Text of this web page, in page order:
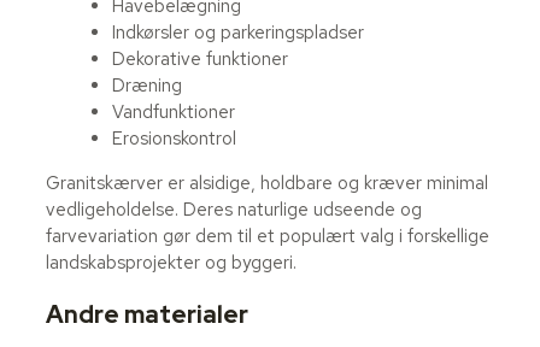
Havebelægning
Indkørsler og parkeringspladser
Dekorative funktioner
Dræning
Vandfunktioner
Erosionskontrol
Granitskærver er alsidige, holdbare og kræver minimal
vedligeholdelse. Deres naturlige udseende og
farvevariation gør dem til et populært valg i forskellige
landskabsprojekter og byggeri.
Andre materialer